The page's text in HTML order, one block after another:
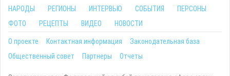
НАРОДЫ РЕГИОНЫ ИНТЕРВЬЮ СОБЫТИЯ
ПЕРСОНЫ
ФОТО
РЕЦЕПТЫ ВИДЕО НОВОСТИ
О проекте Контактная информация
Законодательная база
Общественный совет
Партнеры Отчеты